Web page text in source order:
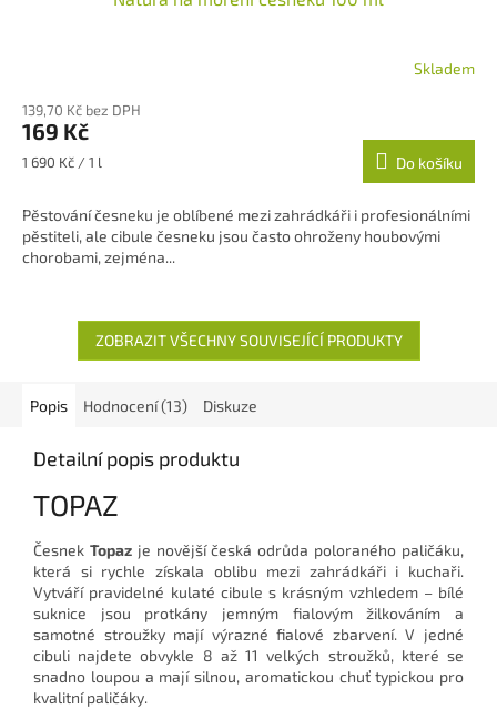
Skladem
139,70 Kč bez DPH
169 Kč
Měrná
1 690 Kč / 1 l Do košíku
Pěstování česneku je oblíbené mezi zahrádkáři i profesionálními
pěstiteli, ale cibule česneku jsou často ohroženy houbovými
chorobami, zejména...
ZOBRAZIT VŠECHNY SOUVISEJÍCÍ PRODUKTY
Popis Hodnocení (13) Diskuze
Detailní popis produktu
TOPAZ
Česnek Topazje novější česká odrůda poloraného paličáku,
která si rychle získala oblibu mezi zahrádkáři i kuchaři.
Vytváří pravidelné kulaté cibule s krásným vzhledem – bílé
suknice jsou protkány jemným fialovým žilkováním a
samotné stroužky mají výrazné fialové zbarvení. V jedné
cibuli najdete obvykle 8 až 11 velkých stroužků, které se
snadno loupou a mají silnou, aromatickou chuť typickou pro
kvalitní paličáky.